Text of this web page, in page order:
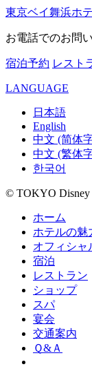
東京ベイ舞浜ホ
お電話でのお問
宿泊予約 レスト
LANGUAGE
日本語
English
中文 (简体
中文 (繁体
한국어
© TOKYO Disney
ホーム
ホテルの魅
オフィシャ
宿泊
レストラン
ショップ
スパ
宴会
交通案内
Ｑ&Ａ